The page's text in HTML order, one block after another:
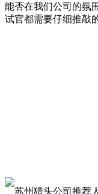
能否在我们公司的氛
试官都需要仔细推敲